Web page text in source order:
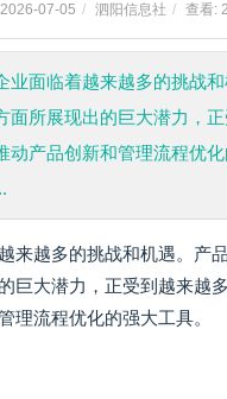
2026-07-05 / 泗阳信息社 / 查看:
业面临着越来越多的挑战
所展现出的巨大潜力，
产品创新和管理流程优
来越多的挑战和机遇。产
大潜力，正受到越来越
理流程优化的强大工具。